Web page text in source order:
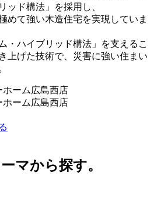
ッド構法」を採用し、
めて強い木造住宅を実現していま
・ハイブリッド構法」を支えるこ
上げた技術で、災害に強い住まい
マから探す。